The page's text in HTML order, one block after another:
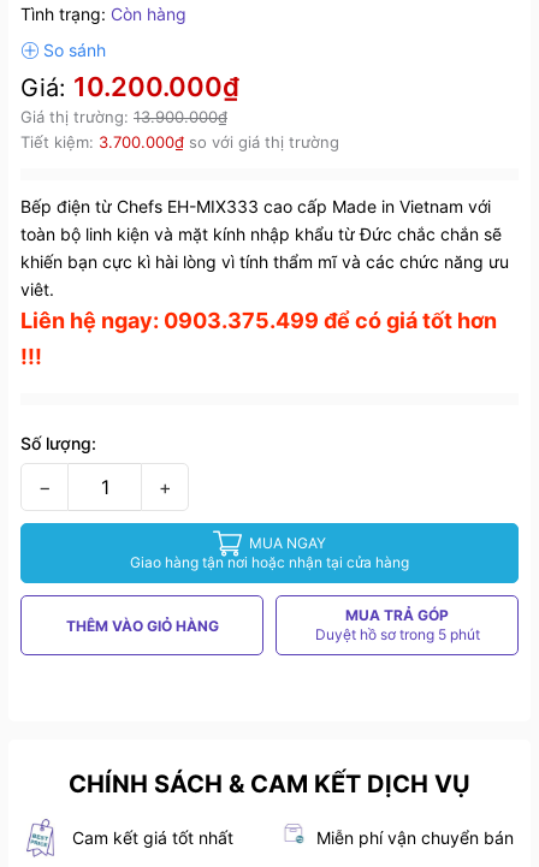
Tình trạng: Còn hàng
Giá: 10.200.000₫
Giá thị trường: 13.900.000₫
Tiết kiệm: 3.700.000₫ so với giá thị trường
Bếp điện từ Chefs EH-MIX333 cao cấp Made in Vietnam với
toàn bộ linh kiện và mặt kính nhập khẩu từ Đức chắc chắn sẽ
khiến bạn cực kì hài lòng vì tính thẩm mĩ và các chức năng ưu
viêt.
Liên hệ ngay: 0903.375.499 để có giá tốt hơn
!!!
Số lượng:
− +
MUA NGAY
Giao hàng tận nơi hoặc nhận tại cửa hàng
THÊM VÀO GIỎ HÀNG
MUA TRẢ GÓP
Duyệt hồ sơ trong 5 phút
CHÍNH SÁCH & CAM KẾT DỊCH VỤ
Cam kết giá tốt nhất Miễn phí vận chuyển bán